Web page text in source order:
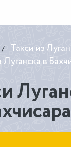
/ Такси из
Луганска в